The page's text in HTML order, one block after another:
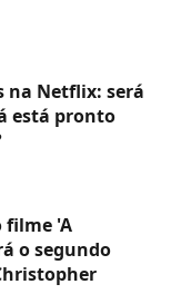
na Netflix: será
está pronto
filme 'A
o segundo